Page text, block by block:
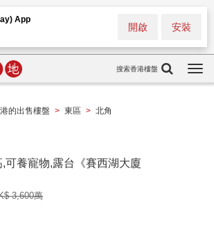
App
安裝
開啟
搜索香港樓盤
的出售樓盤 > 東區 > 北角
可養寵物,露台《賽西湖大廈
3,600萬